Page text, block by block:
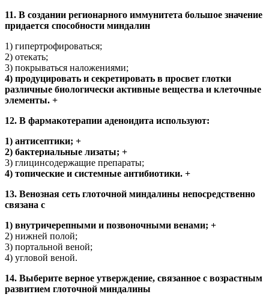
11. В создании регионарного иммунитета большое значение
придается способности миндалин
1) гипертрофироваться;
2) отекать;
3) покрываться наложениями;
4) продуцировать и секретировать в просвет глотки
различные биологически активные вещества и клеточные
элементы. +
12. В фармакотерапии аденоидита используют:
1) антисептики; +
2) бактериальные лизаты; +
3) глицинсодержащие препараты;
4) топические и системные антибиотики. +
13. Венозная сеть глоточной миндалины непосредственно
связана с
1) внутричерепными и позвоночными венами; +
2) нижней полой;
3) портальной веной;
4) угловой веной.
14. Выберите верное утверждение, связанное с возрастным
развитием глоточной миндалины